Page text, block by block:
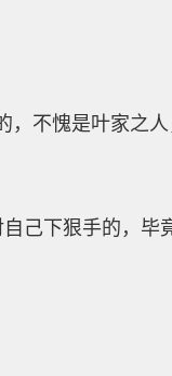
不愧是叶家之人
下狠手的，毕